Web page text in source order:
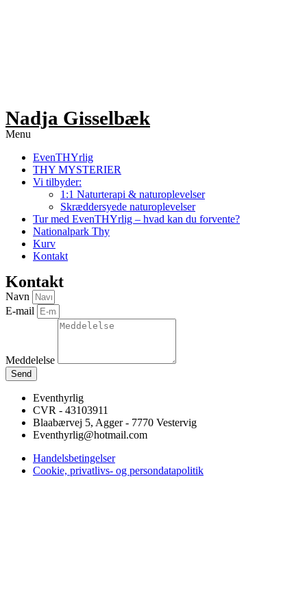
Nadja Gisselbæk
Menu
EvenTHYrlig
THY MYSTERIER
Vi tilbyder:
1:1 Naturterapi & naturoplevelser
Skræddersyede naturoplevelser
Tur med EvenTHYrlig – hvad kan du forvente?
Nationalpark Thy
Kurv
Kontakt
Kontakt
Navn
E-mail
Meddelelse
Send
Eventhyrlig
CVR - 43103911
Blaabærvej 5, Agger - 7770 Vestervig
Eventhyrlig@hotmail.com
Handelsbetingelser
Cookie, privatlivs- og persondatapolitik